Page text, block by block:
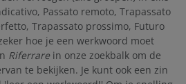
Passato remoto, Trapassato
Trapassato prossimo, Futuro
hoe je een werkwoord moet
Riferrarein onze zoekbalk om de
te bekijken. Je kunt ook een zin